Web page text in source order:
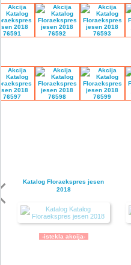
Katalog Floraekspres jesen
2018
-istekla akcija-